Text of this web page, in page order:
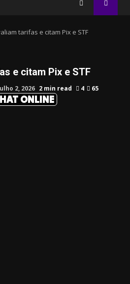
ONLINE
tarifas e citam Pix e STF
e citam Pix e STF
2, 2026 2 min read 4 65